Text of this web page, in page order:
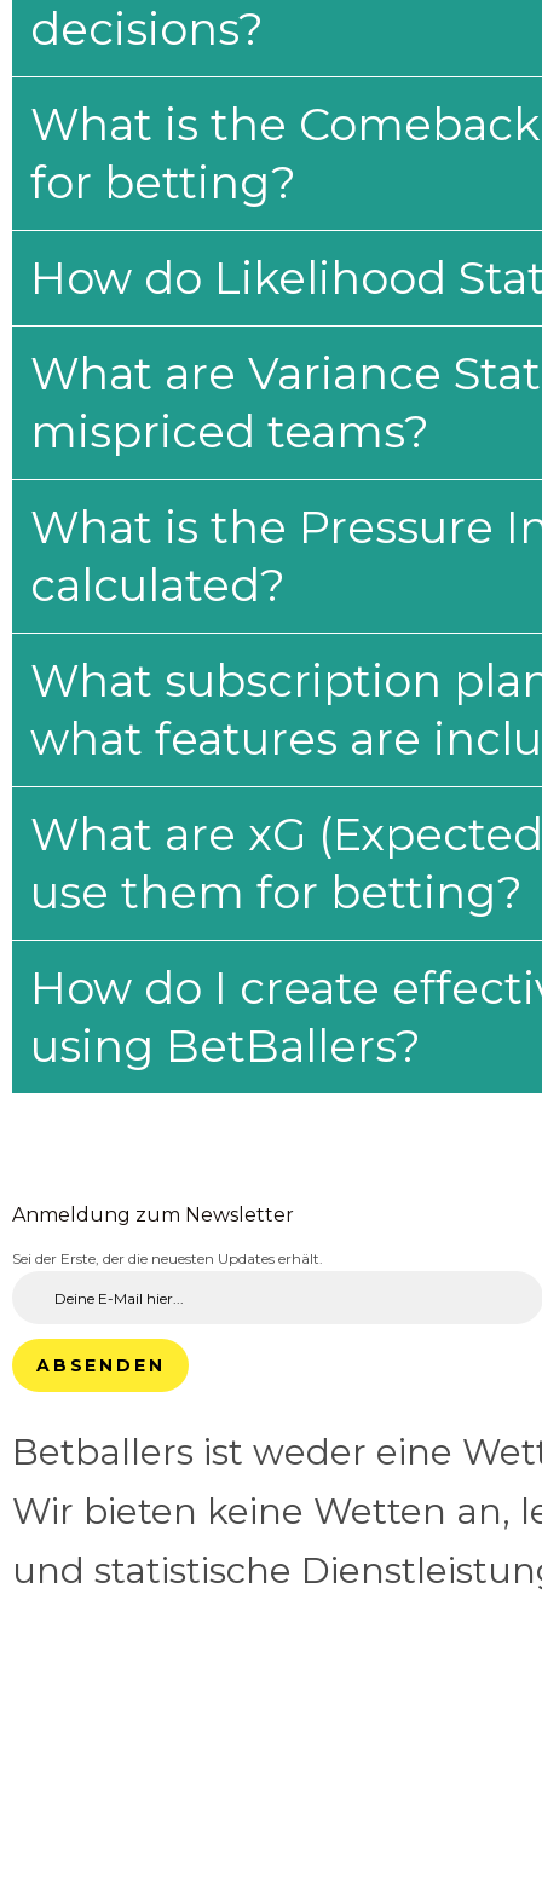
decisions?
What is the
for betting?
How do Likelihood
What are Variance
mispriced teams?
What is the Pressure
calculated?
What subscription
what features are
What are xG
use them for betting?
How do I create
using BetBallers?
Anmeldung zum Newsletter
Sei der Erste, der die neuesten Updates erhält.
ABSENDEN
Betballers ist weder eine
Wir bieten keine Wetten an,
und statistische